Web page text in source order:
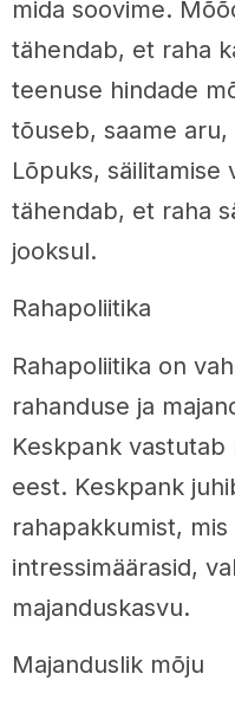
mida soovime.
tähendab, et raha
teenuse hindade
tõuseb, saame
Lõpuks, säilitamise
tähendab, et raha
jooksul.
Rahapoliitika
Rahapoliitika on
rahanduse ja
Keskpank vastutab
eest. Keskpank
rahapakkumist,
intressimäärasid,
majanduskasvu.
Majanduslik mõju